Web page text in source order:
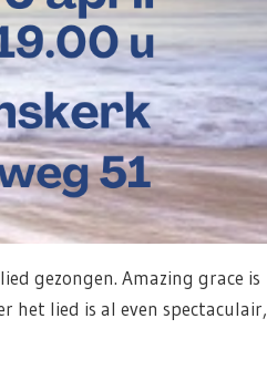
gezongen. Amazing grace is
het lied is al even spectaculair,